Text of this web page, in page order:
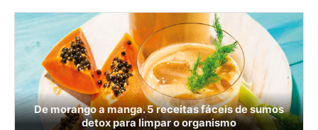
De morango a manga. 5 receitas fáceis de sumos
detox para limpar o organismo